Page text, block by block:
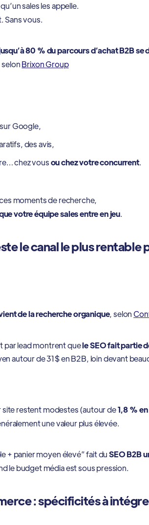
sales les appelle.
Sans vous.
80 % du parcours d’achat B2B se
selonBrixon Group
Google,
des avis,
chez vousou chez votre concurrent.
moments de recherche,
votre équipe sales entre en jeu.
le canal le plus rentable
de la recherche organique, selon
par lead montrent quele SEO fait partie
autour de 31$ en B2B, loin devant
site restent modestes (autour de1,8 %
une valeur plus élevée.
+ panier moyen élevé” fait duSEO B2B
le budget média est sous pression.
: spécificités à